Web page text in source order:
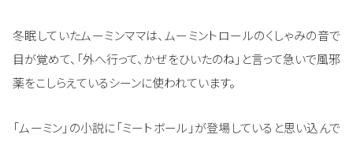
冬眠していたムーミンママは、ムーミントロールのくしゃみの音で
目が覚めて、「外へ行って、かぜをひいたのね」と言って急いで風邪
薬をこしらえているシーンに使われています。
「ムーミン」の小説に「ミートボール」が登場していると思い込んで